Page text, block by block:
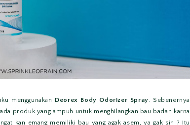
menggunakan Deorex Body Odorizer Spray. Sebenernya
produk yang ampuh untuk menghilangkan bau badan karna
kan emang memiliki bau yang agak asem, ya gak sih ? Itu